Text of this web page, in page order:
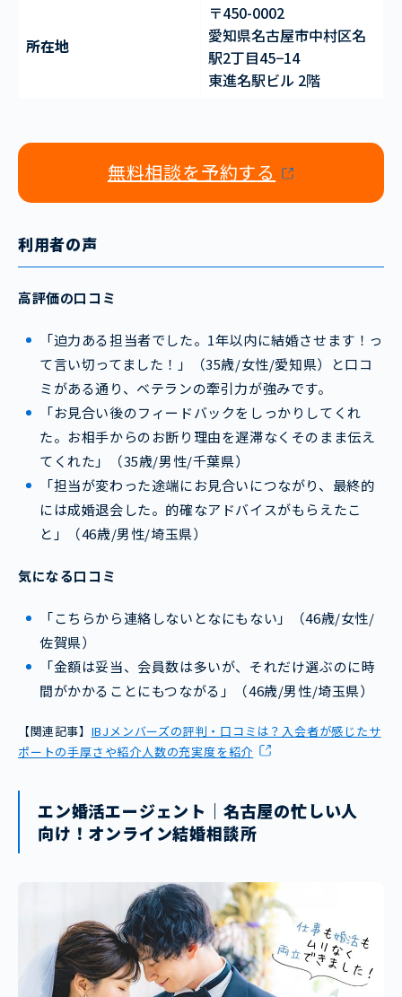
所在地
〒450-0002
愛知県名古屋市中村区名
駅2丁目45−14
東進名駅ビル 2階
無料相談を予約する
利用者の声
高評価の口コミ
「迫力ある担当者でした。1年以内に結婚させます！っ
て言い切ってました！」（35歳/女性/愛知県）と口コ
ミがある通り、ベテランの牽引力が強みです。
「お見合い後のフィードバックをしっかりしてくれ
た。お相手からのお断り理由を遅滞なくそのまま伝え
てくれた」（35歳/男性/千葉県）
「担当が変わった途端にお見合いにつながり、最終的
には成婚退会した。的確なアドバイスがもらえたこ
と」（46歳/男性/埼玉県）
気になる口コミ
「こちらから連絡しないとなにもない」（46歳/女性/
佐賀県）
「金額は妥当、会員数は多いが、それだけ選ぶのに時
間がかかることにもつながる」（46歳/男性/埼玉県）
【関連記事】 IBJメンバーズの評判・口コミは？入会者が感じたサ
ポートの手厚さや紹介人数の充実度を紹介
エン婚活エージェント｜名古屋の忙しい人
向け！オンライン結婚相談所